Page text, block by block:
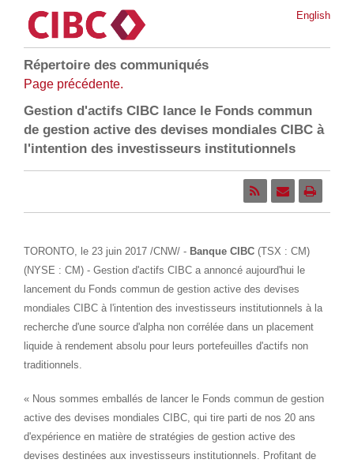
English
Répertoire des communiqués
Page précédente.
Gestion d'actifs CIBC lance le Fonds commun
de gestion active des devises mondiales CIBC à
l'intention des investisseurs institutionnels
TORONTO, le 23 juin 2017 /CNW/ - Banque CIBC (TSX : CM)
(NYSE : CM) - Gestion d'actifs CIBC a annoncé aujourd'hui le
lancement du Fonds commun de gestion active des devises
mondiales CIBC à l'intention des investisseurs institutionnels à la
recherche d'une source d'alpha non corrélée dans un placement
liquide à rendement absolu pour leurs portefeuilles d'actifs non
traditionnels.
« Nous sommes emballés de lancer le Fonds commun de gestion
active des devises mondiales CIBC, qui tire parti de nos 20 ans
d'expérience en matière de stratégies de gestion active des
devises destinées aux investisseurs institutionnels. Profitant de